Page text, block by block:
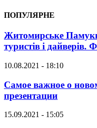
ПОПУЛЯРНЕ
Житомирське
туристів і
10.08.2021 - 18:10
Самое важное о
презентации
15.09.2021 - 15:05